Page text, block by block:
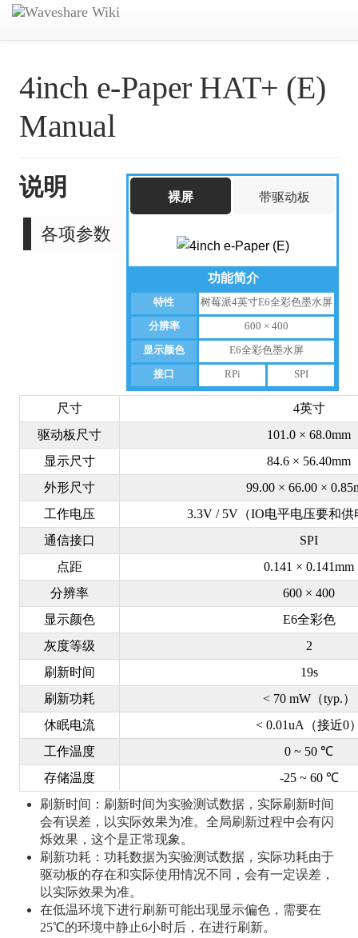
4inch e-Paper HAT+ (E)
Manual
裸屏 带驱动板
功能简介
特性 树莓派4英寸E6全彩色墨水屏
分辨率 600 × 400
显示颜色 E6全彩色墨水屏
接口 RPi SPI
说明
各项参数
尺寸
4英寸
驱动板尺寸
101.0 × 68.0mm
显示尺寸
84.6 × 56.40mm
外形尺寸
99.00 × 66.00 ×
工作电压
3.3V / 5V（IO电平电压要和
通信接口
SPI
点距
0.141 × 0.141mm
分辨率
600 × 400
显示颜色
E6全彩色
灰度等级
2
刷新时间
19s
刷新功耗
< 70 mW（typ.）
休眠电流
< 0.01uA（接近0
工作温度
0 ~ 50 ℃
存储温度
-25 ~ 60 ℃
刷新时间：刷新时间为实验测试数据，实际刷新时间
会有误差，以实际效果为准。全局刷新过程中会有闪
烁效果，这个是正常现象。
刷新功耗：功耗数据为实验测试数据，实际功耗由于
驱动板的存在和实际使用情况不同，会有一定误差，
以实际效果为准。
在低温环境下进行刷新可能出现显示偏色，需要在
25℃的环境中静止6小时后，在进行刷新。